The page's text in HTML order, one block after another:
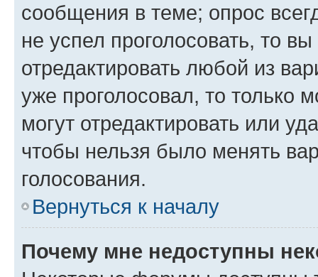
сообщения в теме; опрос
не успел проголосовать, то
отредактировать любой из
уже проголосовал, то только
могут отредактировать или
чтобы нельзя было менять
голосования.
Вернуться к началу
Почему мне недоступны